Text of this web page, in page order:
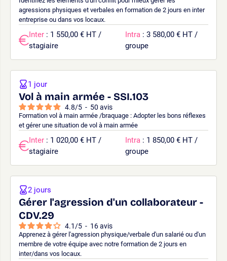
agressions physiques et verbales en formation de 2 jours en inter
entreprise ou dans vos locaux.
Inter : 1 550,00 € HT /
stagiaire
Intra : 3 580,00 € HT /
groupe
Vol à main armée - SSI.103
4.8/5 - 50 avis
Formation vol à main armée /braquage : Adopter les bons réflexes
et gérer une situation de vol à main armée
1 jour
Inter : 1 020,00 € HT /
stagiaire
Intra : 1 850,00 € HT /
groupe
Gérer l'agression d'un collaborateur -
CDV.29
4.1 /5 - 16avis
Apprenez à gérer l'agression physique/verbale d'un salarié ou d'un
membre de votre équipe avec notre formation de 2 jours en
inter/dans vos locaux.
2 jours